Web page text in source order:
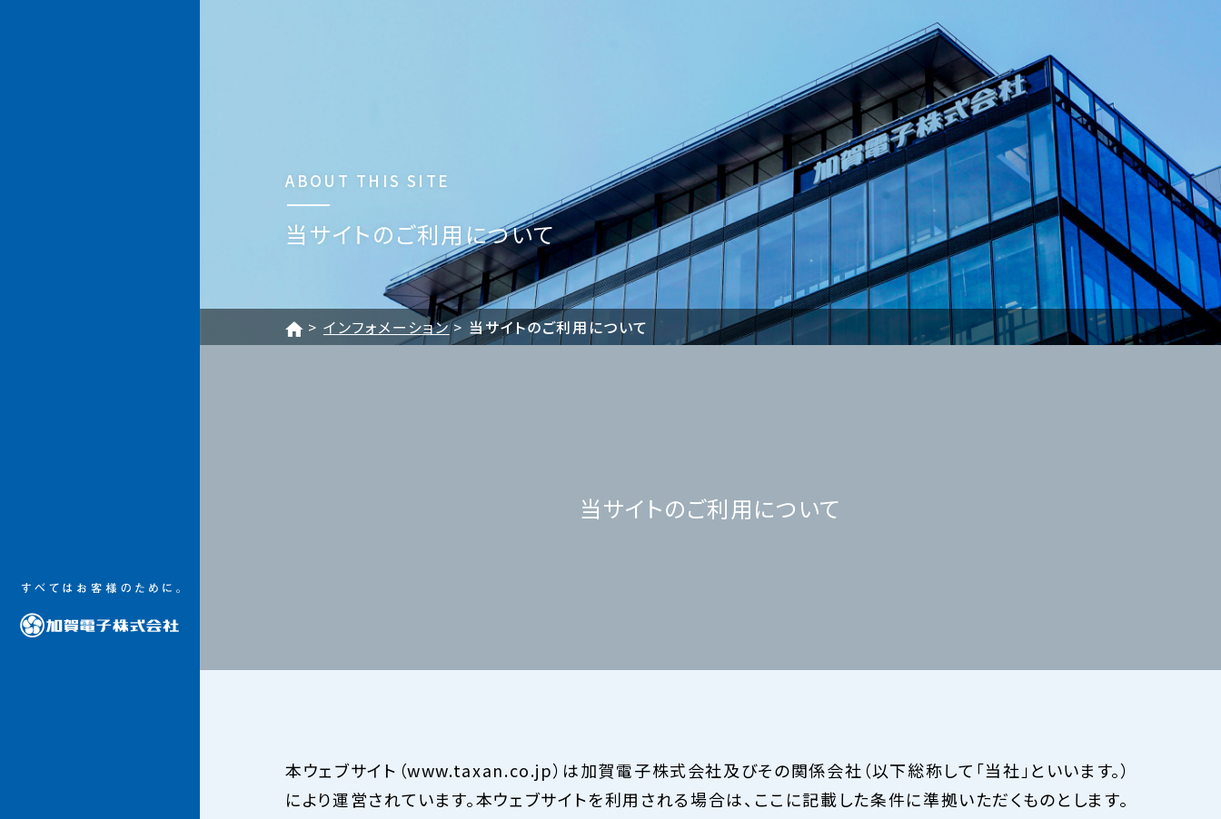
当サイトのご利用について
ABOUT THIS SITE
インフォメーション 当サイトのご利用について
当サイトのご利用について
本ウェブサイト（www.taxan.co.jp）は加賀電子株式会社及びその関係会社（以下総称して「当社」といいます。）
により運営されています。本ウェブサイトを利用される場合は、ここに記載した条件に準拠いただくものとします。